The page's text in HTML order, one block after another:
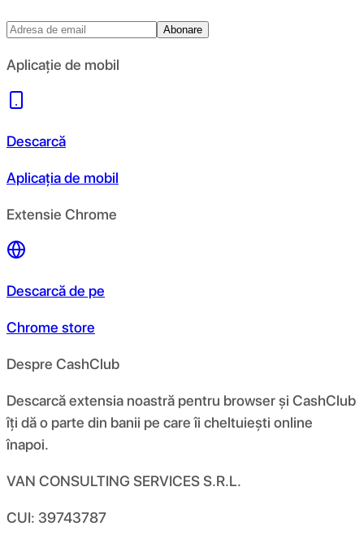
Abonare
Aplicație de mobil
Descarcă
Aplicația de mobil
Extensie Chrome
Descarcă de pe
Chrome store
Despre CashClub
Descarcă extensia noastră pentru browser și CashClub
îți dă o parte din banii pe care îi cheltuiești online
înapoi.
VAN CONSULTING SERVICES S.R.L.
CUI: 39743787